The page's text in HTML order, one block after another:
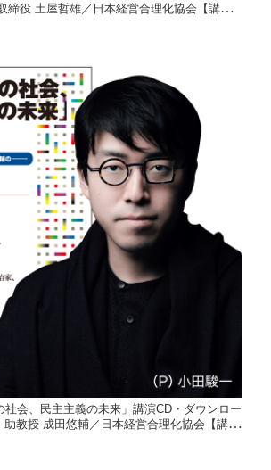
締役 土屋哲雄／日本経営合理化協会【講演
社会、民主主義の未来」講演CD・ダウンロー
教授 成田悠輔／日本経営合理化協会【講演